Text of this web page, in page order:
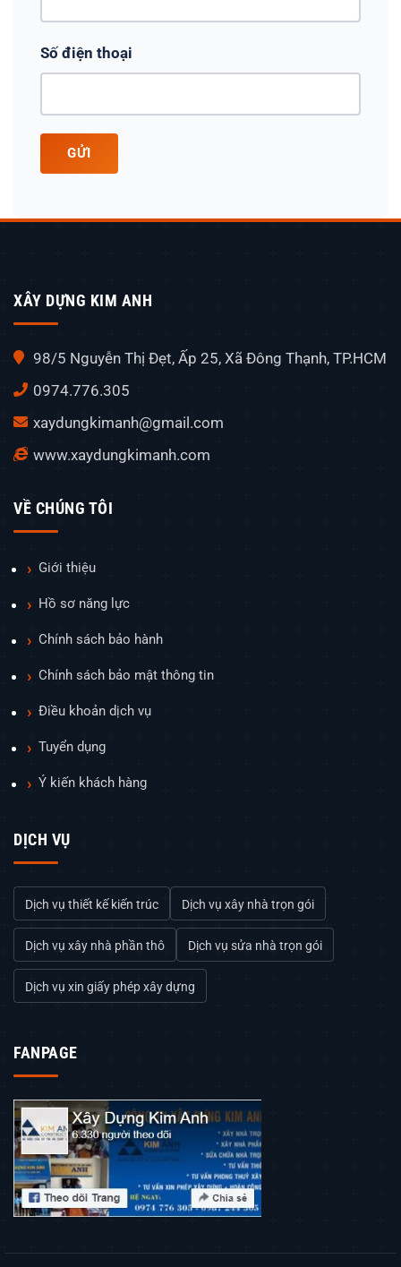
Số điện thoại
GỬI
XÂY DỰNG KIM ANH
98/5 Nguyễn Thị Đẹt, Ấp 25, Xã Đông Thạnh, TP.HCM
0974.776.305
xaydungkimanh@gmail.com
www.xaydungkimanh.com
VỀ CHÚNG TÔI
Giới thiệu
Hồ sơ năng lực
Chính sách bảo hành
Chính sách bảo mật thông tin
Điều khoản dịch vụ
Tuyển dụng
Ý kiến khách hàng
DỊCH VỤ
Dịch vụ thiết kế kiến trúc Dịch vụ xây nhà trọn gói
Dịch vụ xây nhà phần thô Dịch vụ sửa nhà trọn gói
Dịch vụ xin giấy phép xây dựng
FANPAGE